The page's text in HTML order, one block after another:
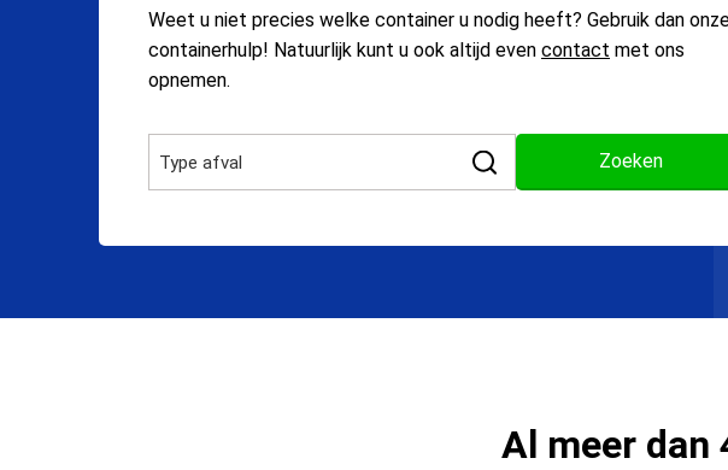
Weet u niet precies welke container u nodig heeft? Gebruik dan
containerhulp! Natuurlijk kunt u ook altijd even contact met ons
opnemen.
Al meer dan